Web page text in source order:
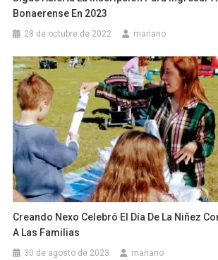
Bonaerense En 2023
28 de octubre de 2022 mariano
Creando Nexo Celebró El Día De La Niñez
A Las Familias
30 de agosto de 2023 mariano